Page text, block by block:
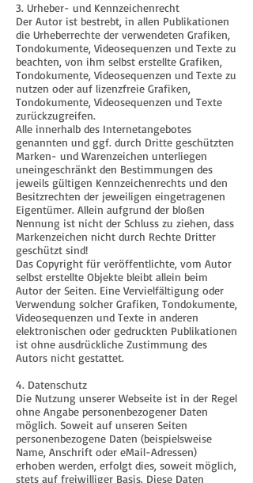
3. Urheber- und Kennzeichenrecht
Der Autor ist bestrebt, in allen Publikationen
die Urheberrechte der verwendeten Grafiken,
Tondokumente, Videosequenzen und Texte zu
beachten, von ihm selbst erstellte Grafiken,
Tondokumente, Videosequenzen und Texte zu
nutzen oder auf lizenzfreie Grafiken,
Tondokumente, Videosequenzen und Texte
zurückzugreifen.
Alle innerhalb des Internetangebotes
genannten und ggf. durch Dritte geschützten
Marken- und Warenzeichen unterliegen
uneingeschränkt den Bestimmungen des
jeweils gültigen Kennzeichenrechts und den
Besitzrechten der jeweiligen eingetragenen
Eigentümer. Allein aufgrund der bloßen
Nennung ist nicht der Schluss zu ziehen, dass
Markenzeichen nicht durch Rechte Dritter
geschützt sind!
Das Copyright für veröffentlichte, vom Autor
selbst erstellte Objekte bleibt allein beim
Autor der Seiten. Eine Vervielfältigung oder
Verwendung solcher Grafiken, Tondokumente,
Videosequenzen und Texte in anderen
elektronischen oder gedruckten Publikationen
ist ohne ausdrückliche Zustimmung des
Autors nicht gestattet.
4. Datenschutz
Die Nutzung unserer Webseite ist in der Regel
ohne Angabe personenbezogener Daten
möglich. Soweit auf unseren Seiten
personenbezogene Daten (beispielsweise
Name, Anschrift oder eMail-Adressen)
erhoben werden, erfolgt dies, soweit möglich,
stets auf freiwilliger Basis. Diese Daten